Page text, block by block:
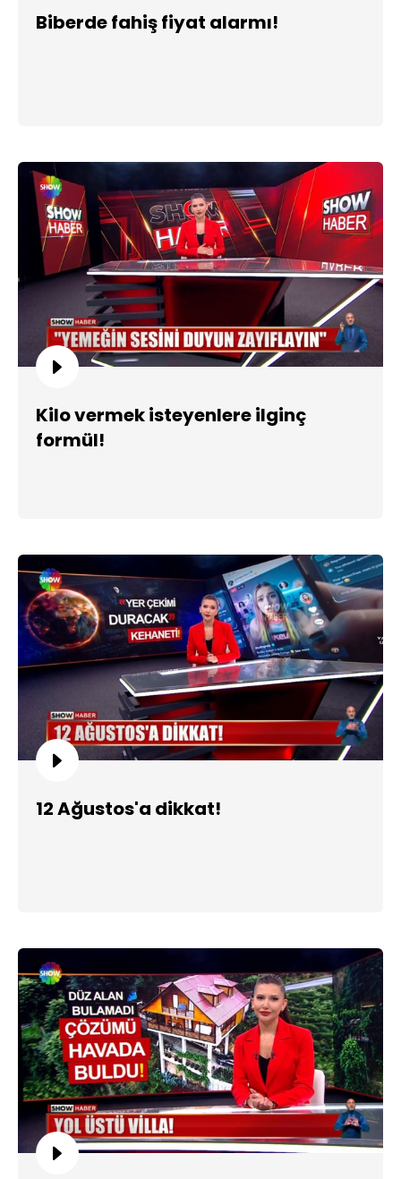
Biberde fahiş fiyat alarmı!
Kilo vermek isteyenlere ilginç
formül!
12 Ağustos'a dikkat!